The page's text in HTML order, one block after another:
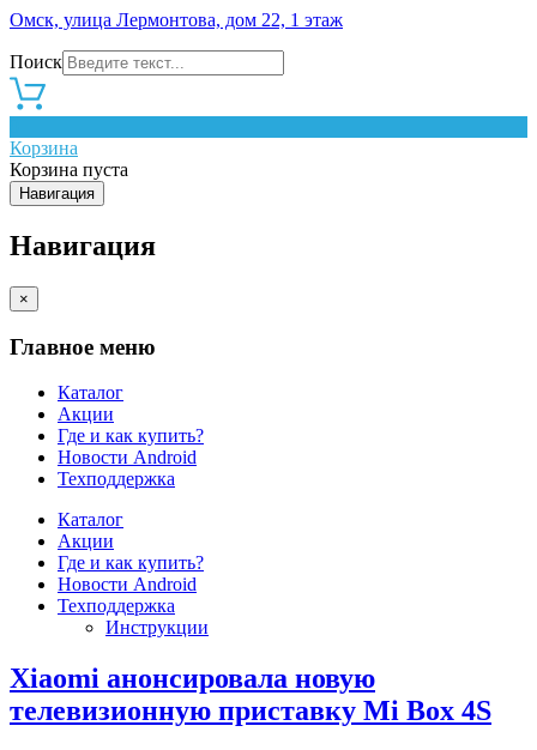
Омск, улица Лермонтова, дом 22, 1 этаж
Поиск
Корзина
Корзина пуста
Навигация
Навигация
×
Главное меню
Каталог
Акции
Где и как купить?
Новости Android
Техподдержка
Каталог
Акции
Где и как купить?
Новости Android
Техподдержка
Инструкции
Xiaomi анонсировала новую
телевизионную приставку Mi Box 4S